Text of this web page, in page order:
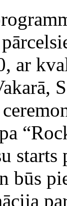
ar
starts
būs